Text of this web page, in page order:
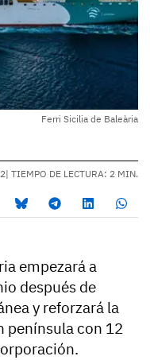
Ferri Sicilia de Baleària
| TIEMPO DE LECTURA: 2 MIN.
empezará a
después de
y reforzará la
península con 12